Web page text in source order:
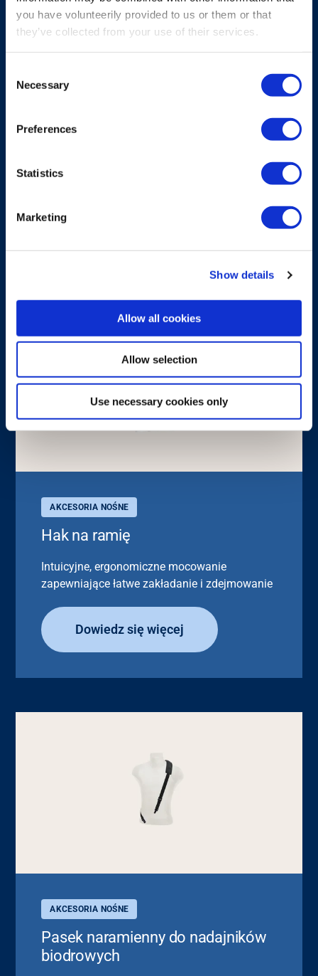
you have volunteerily provided to us or them or that
they’ve collected from your use of their services.
Selection
Necessary
Preferences
Statistics
Marketing
Show details
Allow all cookies
Allow selection
Use necessary cookies only
AKCESORIA NOŚNE
Hak na ramię
Intuicyjne, ergonomiczne mocowanie
zapewniające łatwe zakładanie i zdejmowanie
Dowiedz się więcej
AKCESORIA NOŚNE
Pasek naramienny do nadajników
biodrowych